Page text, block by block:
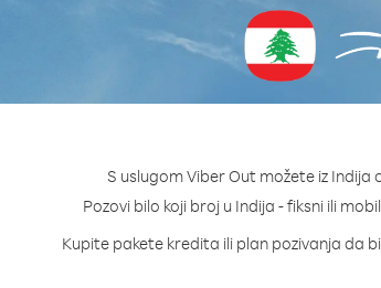
S uslugom Viber Out možete iz
Pozovi bilo koji broj u Indija - fiksni ili
Kupite pakete kredita ili plan pozivanja da